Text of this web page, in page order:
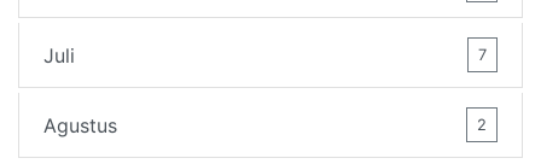
Juli 7
Agustus 2